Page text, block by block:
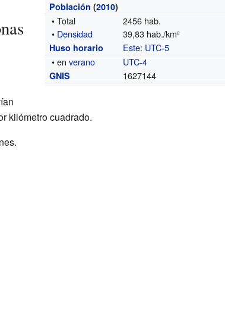
Población (2010)
• Total
2456 hab.
• Densidad 39,83 hab./km²
Huso horario Este: UTC-5
• enverano UTC-4
GNIS 1627144
kilómetro cuadrado.